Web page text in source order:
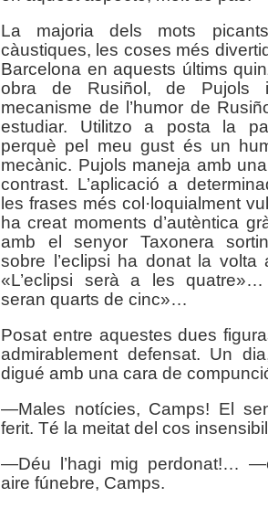
La majoria dels mots
càustiques, les coses més
Barcelona en aquests últims
obra de Rusiñol, de Pujols
mecanisme de l’humor de
estudiar. Utilitzo a posta la
perquè pel meu gust és un
mecànic. Pujols maneja amb
contrast. L’aplicació a
les frases més col·loquialment
ha creat moments d’autèntica
amb el senyor Taxonera
sobre l’eclipsi ha donat la volta
«L’eclipsi serà a les
seran quarts de cinc»…
Posat entre aquestes dues
admirablement defensat. Un
digué amb una cara de
—Males notícies, Camps! El
ferit. Té la meitat del cos
—Déu l’hagi mig perdonat!…
aire fúnebre, Camps.